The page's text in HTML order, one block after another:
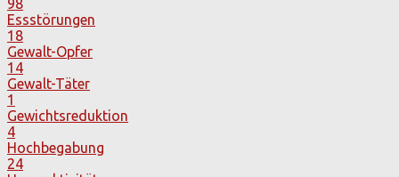
98
Essstörungen
18
Gewalt-Opfer
14
Gewalt-Täter
1
Gewichtsreduktion
4
Hochbegabung
24